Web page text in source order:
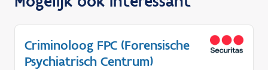
Criminoloog FPC (Forensische
Psychiatrisch Centrum)